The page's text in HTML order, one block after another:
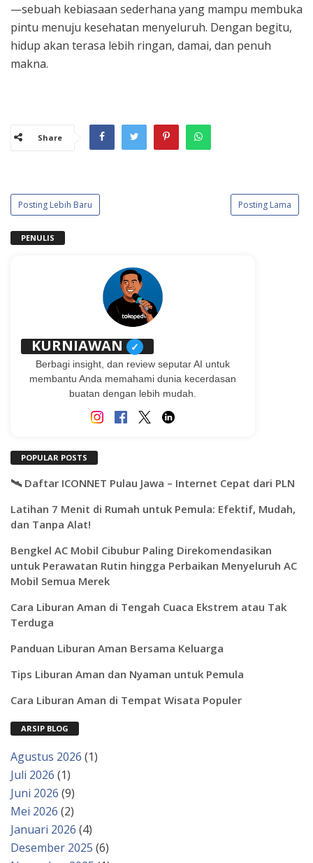
—sebuah kebiasaan sederhana yang mampu membuka
pintu menuju kesehatan menyeluruh. Dengan begitu,
hidup akan terasa lebih ringan, damai, dan penuh
makna.
Share
Posting Lebih Baru Posting Lama
PENULIS
KURNIAWAN ✓
Berbagi insight, dan review seputar AI untuk
membantu Anda memahami dunia kecerdasan
buatan dengan lebih mudah.
POPULAR POSTS
🛰️ Daftar ICONNET Pulau Jawa – Internet Cepat dari PLN
Latihan 7 Menit di Rumah untuk Pemula: Efektif, Mudah,
dan Tanpa Alat!
Bengkel AC Mobil Cibubur Paling Direkomendasikan
untuk Perawatan Rutin hingga Perbaikan Menyeluruh AC
Mobil Semua Merek
Cara Liburan Aman di Tengah Cuaca Ekstrem atau Tak
Terduga
Panduan Liburan Aman Bersama Keluarga
Tips Liburan Aman dan Nyaman untuk Pemula
Cara Liburan Aman di Tempat Wisata Populer
ARSIP BLOG
Agustus 2026 (1)
Juli 2026 (1)
Juni 2026 (9)
Mei 2026 (2)
Januari 2026 (4)
Desember 2025 (6)